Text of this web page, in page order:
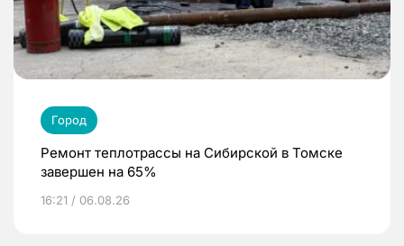
Город
Ремонт теплотрассы на Сибирской в Томске
завершен на 65%
16:21 / 06.08.26